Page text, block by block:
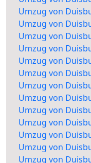
Umzug von
Umzug von
Umzug von
Umzug von
Umzug von
Umzug von
Umzug von
Umzug von
Umzug von
Umzug von
Umzug von
Umzug von
Umzug von